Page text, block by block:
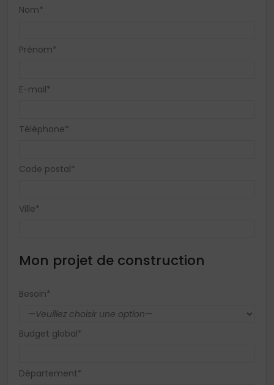
Nom*
Prénom*
E-mail*
Téléphone*
Code postal*
Ville*
Mon projet de construction
Besoin*
Budget global*
Département*